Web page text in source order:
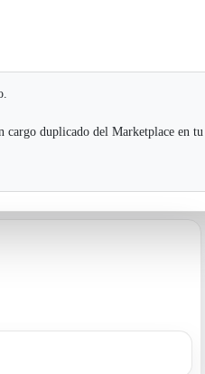
duplicado del Marketplace en